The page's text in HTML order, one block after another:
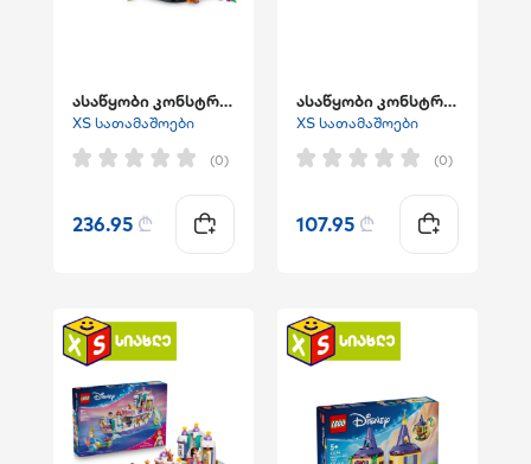
ასაწყობი კონსტრუქტორი "Supply Drop"
XS სათამაშოები
(0)
236.95 ₾
ასაწყობი კონსტრუქტორი "Beach Fun with Lilo & Stitch"
XS სათამაშოები
(0)
107.95 ₾